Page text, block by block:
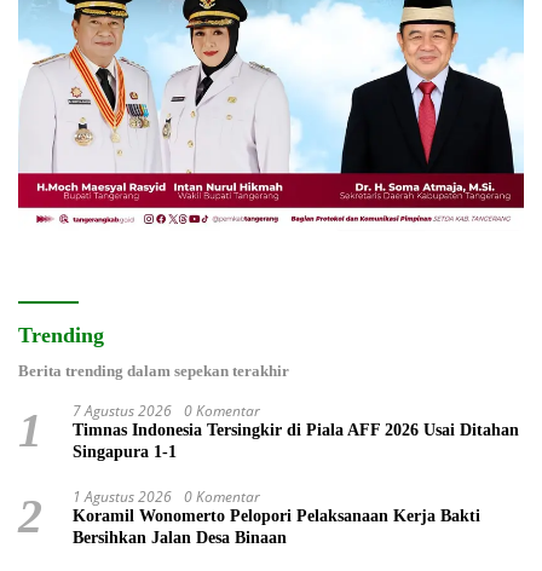
Trending
Berita trending dalam sepekan terakhir
1 7 Agustus 2026 0 Komentar
Timnas Indonesia Tersingkir di Piala AFF 2026 Usai Ditahan
Singapura 1-1
2 1 Agustus 2026 0 Komentar
Koramil Wonomerto Pelopori Pelaksanaan Kerja Bakti
Bersihkan Jalan Desa Binaan